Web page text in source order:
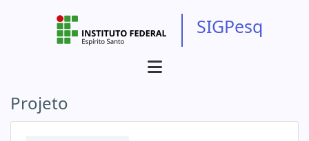
SIGPesq
Projeto